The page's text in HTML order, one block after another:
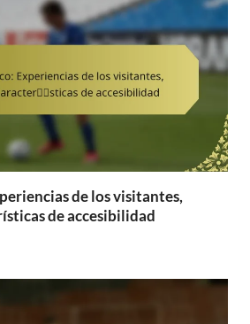
de los visitantes,
de accesibilidad